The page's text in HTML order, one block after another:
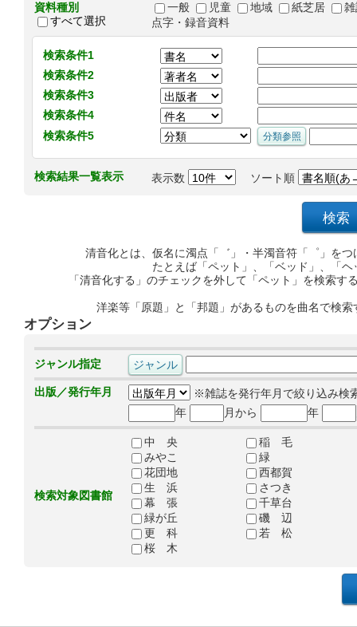
資料種別
すべて選択
一般 児童 地域 紙芝居
点字・録音資料
検索条件1
検索条件2
検索条件3
検索条件4
検索条件5
検索結果一覧表示 表示数 ソート順
清音化とは、仮名に濁点「゛」・半濁音符「゜」を
たとえば「ペット」、「ベッド」、「
「清音化する」のチェックを外して「ペット」を検索
洋楽等「原題」と「邦題」があるものを曲名で検
オプション
ジャンル指定
出版／発行年月
※雑誌を発行年月で絞り込み検
年
月から 年
検索対象図書館
中 央
稲 毛
みやこ
緑
花団地
西都賀
生 浜
さつき
幕 張
千草台
緑が丘
磯 辺
更 科
若 松
桜 木